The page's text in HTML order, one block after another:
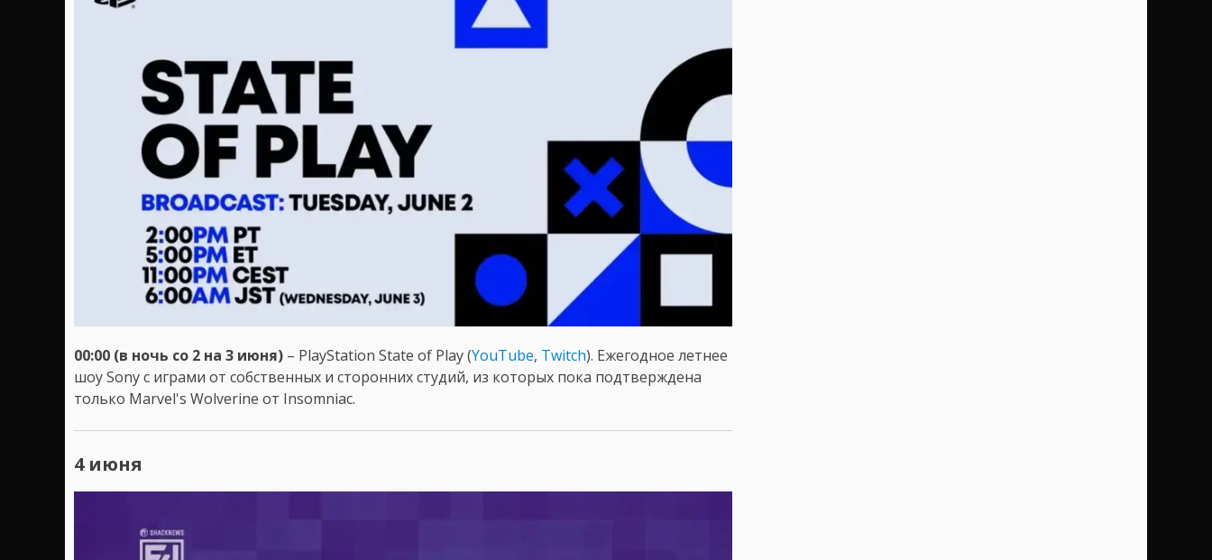
00:00 (в ночь со 2 на 3 июня) – PlayStation State of Play (YouTube, Twitch). Ежегодное летнее
шоу Sony с играми от собственных и сторонних студий, из которых пока подтверждена
только Marvel's Wolverine от Insomniac.
4 июня